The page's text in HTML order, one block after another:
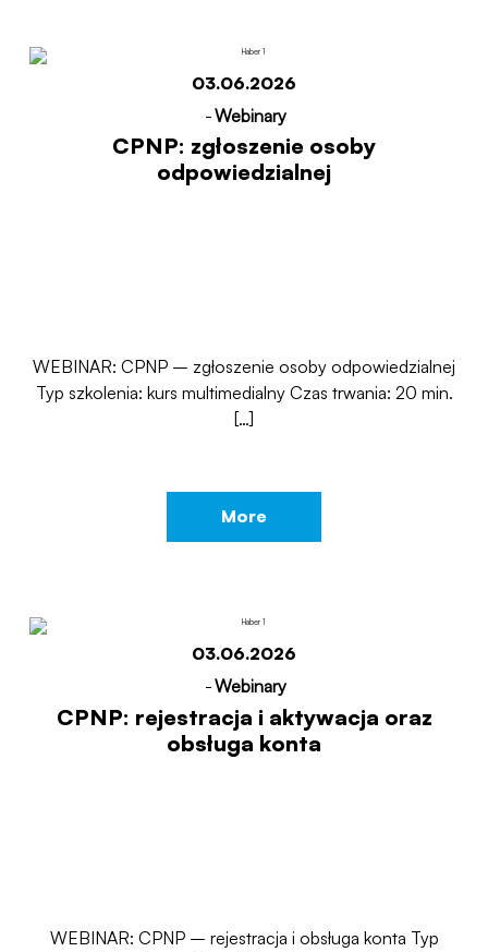
03.06.2026
-Webinary
CPNP: zgłoszenie osoby
odpowiedzialnej
WEBINAR: CPNP – zgłoszenie osoby odpowiedzialnej
Typ szkolenia: kurs multimedialny Czas trwania: 20 min.
[…]
More
03.06.2026
-Webinary
CPNP: rejestracja i aktywacja oraz
obsługa konta
WEBINAR: CPNP – rejestracja i obsługa konta Typ